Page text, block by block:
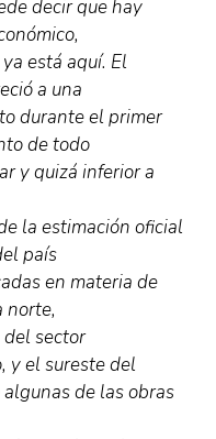
decir que hay
está aquí. El
a una
durante el primer
de todo
y quizá inferior a
la estimación oficial
país
en materia de
norte,
sector
y el sureste del
de las obras